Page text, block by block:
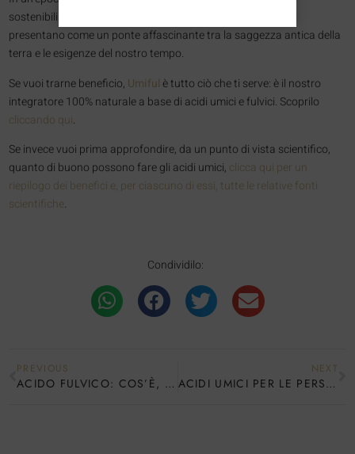
sostenibili per le sfide della salute moderna, gli acidi umici si
presentano come un ponte affascinante tra la saggezza antica della
terra e le esigenze del nostro tempo.
Se vuoi trarne beneficio, Umiful è tutto ciò che ti serve: è il nostro
integratore 100% naturale a base di acidi umici e fulvici. Scoprilo
cliccando qui.
Se invece vuoi prima approfondire, da un punto di vista scientifico,
quanto di buono possono fare gli acidi umici, clicca qui per un
riepilogo dei benefici e, per ciascuno di essi, tutte le relative fonti
scientifiche.
Condividilo:
PREVIOUS
ACIDO FULVICO: COS’È, COSA DICE LA SCIENZA, QUALI SONO I BENEFICI PER LE PERSONE
NEXT
ACIDI UMICI PER LE PERSONE: COSA DICE LA SCIENZA? BENEFICI, STUDI E PUBBLICAZIONI